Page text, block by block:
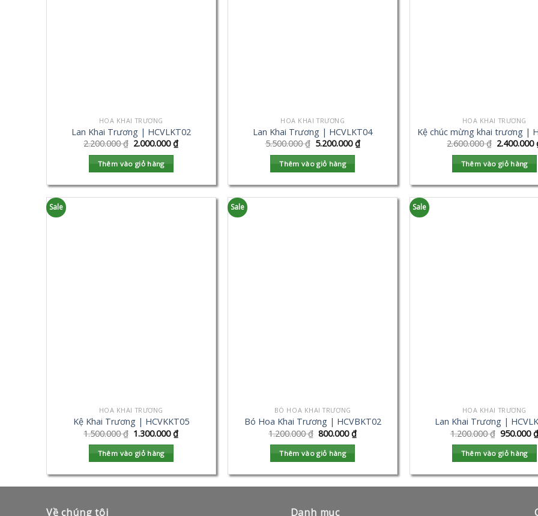
HOA KHAI TRƯƠNG
Lan Khai Trương | HCVLKT02
2.200.000₫ 2.000.000₫
Thêm vào giỏ hàng
HOA KHAI TRƯƠNG
Lan Khai Trương | HCVLKT04
5.500.000₫ 5.200.000₫
Thêm vào giỏ hàng
HOA KHAI TRƯƠNG
Kệ chúc mừng khai trương |
2.600.000₫ 2.400.000
Thêm vào giỏ hàng
Sale
HOA KHAI TRƯƠNG
Kệ Khai Trương | HCVKKT05
1.500.000₫ 1.300.000₫
Thêm vào giỏ hàng
Sale
BÓ HOA KHAI TRƯƠNG
Bó Hoa Khai Trương | HCVBKT02
1.200.000₫ 800.000₫
Thêm vào giỏ hàng
Sale
HOA KHAI TRƯƠNG
Lan Khai Trương |
1.200.000₫ 950.000₫
Thêm vào giỏ hàng
Về chúng tôi Danh mục